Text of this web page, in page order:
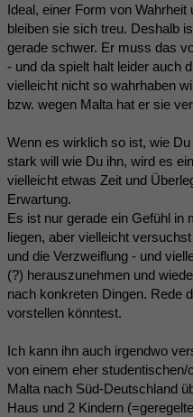
Ideal, einer Form von Wahrheit
bleiben sie sich treu. Deshalb
gerade schwer. Er muss das
- und da spielt halt leider auch
vielleicht nicht so wahrhaben
bzw. wegen Malta hat er sie
Wenn es wirklich so ist, wie
stark will wie Du ihn, wird es
vielleicht etwas Zeit und
Erwartung.
Es ist nur gerade ein Gefühl in
liegen, aber vielleicht
und die Verzweiflung - und
(?) herauszunehmen und
nach konkreten Dingen. Rede
vorstellen könntest.
Ich kann ihn auch irgendwo
von einem eher
Malta nach Süd-Deutschland
Haus und 2 Kindern